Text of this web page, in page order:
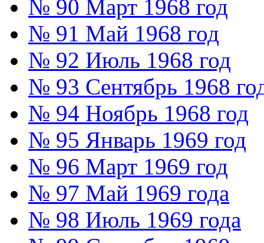
№ 90 Март 1968 год
№ 91 Май 1968 год
№ 92 Июль 1968 год
№ 93 Сентябрь 1968
№ 94 Ноябрь 1968 год
№ 95 Январь 1969 год
№ 96 Март 1969 год
№ 97 Май 1969 года
№ 98 Июль 1969 года